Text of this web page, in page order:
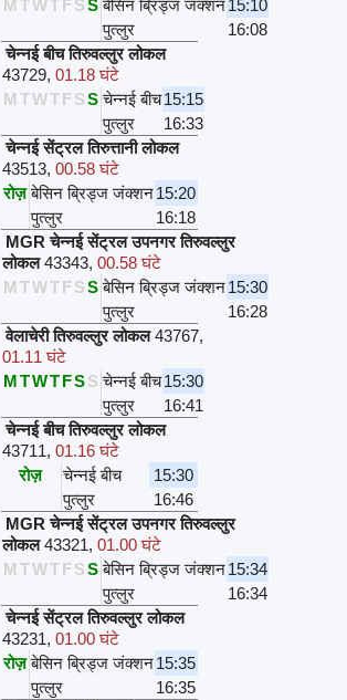
M TWT F SS बेसिन ब्रिड्ज जंक्शन15:10
पुत्लुर
16:08
चेन्नई बीच तिरुवल्लुर लोकल
43729, 01.18 घंटे
M TWTFSS चेन्नई बीच15:15
पुत्लुर
16:33
चेन्नई सेंट्रल तिरुत्तानी लोकल
43513, 00.58 घंटे
रोज़ बेसिन ब्रिड्ज जंक्शन15:20
पुत्लुर
16:18
MGR चेन्नई सेंट्रल उपनगर तिरुवल्लुर
लोकल 43343, 00.58 घंटे
M TWTFSS बेसिन ब्रिड्ज जंक्शन15:30
पुत्लुर
16:28
वेलाचेरी तिरुवल्लुर लोकल 43767,
01.11 घंटे
MTWTFSS चेन्नई बीच15:30
पुत्लुर
16:41
चेन्नई बीच तिरुवल्लुर लोकल
43711, 01.16 घंटे
रोज़
चेन्नई बीच
15:30
पुत्लुर
16:46
MGR चेन्नई सेंट्रल उपनगर तिरुवल्लुर
लोकल 43321, 01.00 घंटे
M TWTFSS बेसिन ब्रिड्ज जंक्शन15:34
पुत्लुर
16:34
चेन्नई सेंट्रल तिरुवल्लुर लोकल
43231, 01.00 घंटे
रोज़ बेसिन ब्रिड्ज जंक्शन15:35
पुत्लुर
16:35